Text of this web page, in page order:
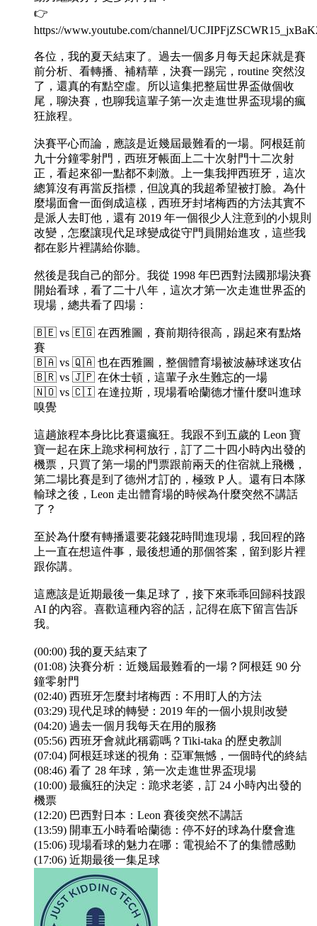
👉
https://www.youtube.com/channel/
各位，我的夏天結束了。過去一個多月每天起床就是賽
前分析、看轉播、補精華，決賽一踢完，routine 突然沒
了，還真的有點空虛。所以這集把整屆世界盃做個收
尾，聊決賽，也聊我這輩子第一次走進世界盃現場的瘋
狂旅程。
決賽平心而論，應該是近幾屆最難看的一場。阿根廷前
九十分鐘零射門，西班牙帳面上二十次射門十二次射
正，看起來卻一點都不刺激。上一集我押西班牙，這次
總算沒有再當反指標，但說真的我超希望被打臉。為什
麼場面會一面倒成這樣，西班牙封堵梅西的方法其實不
是派人去盯他，還有 2019 年一個很少人注意到的小規則
改變，怎麼讓現代足球變成從守門員開始進攻，這些我
都在影片裡講給你聽。
然後是我自己的部分。我從 1998 年巴西對法國那場決賽
開始看球，看了二十八年，這次才第一次走進世界盃的
現場，總共看了四場：
🇧🇪 vs 🇪🇬 在西雅圖，賽前期待很高，踢起來有點烙
賽
🇧🇦 vs 🇶🇦 也在西雅圖，整個體育場被波赫球迷攻佔
🇧🇷 vs 🇯🇵 在休士頓，這輩子永生難忘的一場
🇳🇴 vs 🇨🇮 在達拉斯，現場看哈蘭德才懂什麼叫進球
嗅覺
這趟旅程本身比比賽還瘋狂。我跟不到五歲的 Leon 寶
寶一起在床上跪求柯柯放行，訂了二十四小時內出發的
機票，只買了第一場的門票跟前兩天的住宿就上飛機，
第二場比賽是到了德州才訂的，極致 P 人。還有日本隊
輸球之後，Leon 走出體育場的時候為什麼突然不講話
了？
至於為什麼有轉播還要花錢花時間進現場，我回程的路
上一直在想這件事，最後想通的那個答案，留到影片裡
跟你講。
這應該是近期最後一集足球了，接下來乖乖回歸科技跟
AI 的內容。喜歡這種內容的話，記得在底下留言告訴
我。
(00:00) 我的夏天結束了
(01:08) 決賽分析：近幾屆最難看的一場？阿根廷 90 分
鐘零射門
(02:40) 西班牙怎麼封堵梅西：不用盯人的方法
(03:29) 現代足球的轉變：2019 年的一個小規則改變
(04:20) 過去一個月我每天在用的服務
(05:56) 西班牙會就此稱霸嗎？Tiki-taka 的歷史教訓
(07:04) 阿根廷球迷的視角：亞軍無憾，一個時代的終結
(08:46) 看了 28 年球，第一次走進世界盃現場
(10:00) 最瘋狂的決定：跪求老婆，訂 24 小時內出發的
機票
(12:20) 巴西對日本：Leon 賽後突然不講話
(13:59) 開車五小時看哈蘭德：停不好的球為什麼會進
(15:06) 現場看球的魅力在哪：電視給不了的集體感動
(17:06) 近期最後一集足球